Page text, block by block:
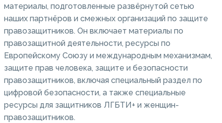
материалы, подготовленные развёрнутой сетью
наших партнёров и смежных организаций по защите
правозащитников. Он включает материалы по
правозащитной деятельности, ресурсы по
Европейскому Союзу и международным механизмам,
защите прав человека, защите и безопасности
правозащитников, включая специальный раздел по
цифровой безопасности, а также специальные
ресурсы для защитников ЛГБТИ+ и женщин-
правозащитников.